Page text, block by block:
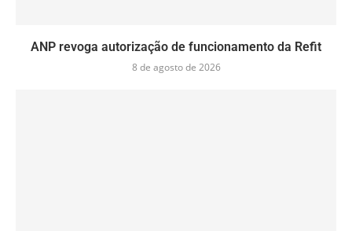
ANP revoga autorização de funcionamento da Refit
8 de agosto de 2026